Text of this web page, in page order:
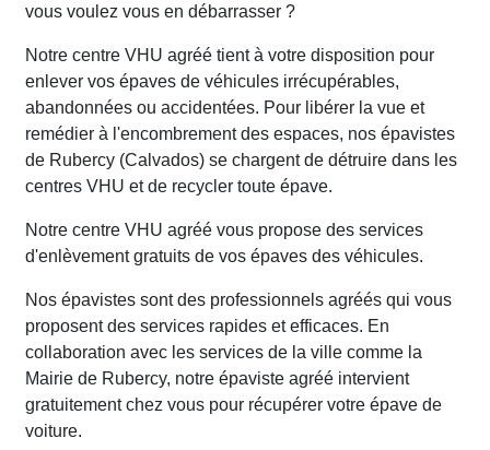
vous voulez vous en débarrasser ?
Notre centre VHU agréé tient à votre disposition pour
enlever vos épaves de véhicules irrécupérables,
abandonnées ou accidentées. Pour libérer la vue et
remédier à l'encombrement des espaces, nos épavistes
de Rubercy (Calvados) se chargent de détruire dans les
centres VHU et de recycler toute épave.
Notre centre VHU agréé vous propose des services
d'enlèvement gratuits de vos épaves des véhicules.
Nos épavistes sont des professionnels agréés qui vous
proposent des services rapides et efficaces. En
collaboration avec les services de la ville comme la
Mairie de Rubercy, notre épaviste agréé intervient
gratuitement chez vous pour récupérer votre épave de
voiture.